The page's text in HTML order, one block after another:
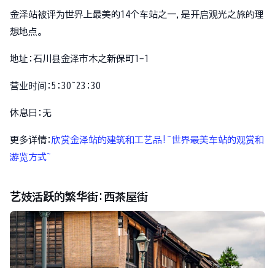
金泽站被评为世界上最美的14个车站之一,是开启观光之旅的理
想地点。
地址:石川县金泽市木之新保町1-1
营业时间:5:30~23:30
休息日:无
更多详情: 欣赏金泽站的建筑和工艺品!~世界最美车站的观赏和
游览方式~
艺妓活跃的繁华街:西茶屋街